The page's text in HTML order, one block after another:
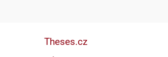
Theses.cz